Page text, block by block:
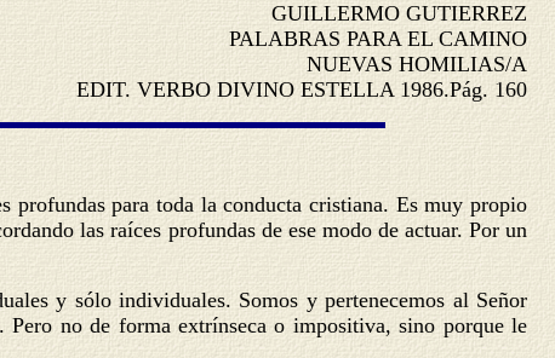
GUILLERMO GUTIERREZ
PALABRAS PARA EL CAMINO
NUEVAS HOMILIAS/A
EDIT. VERBO DIVINO ESTELLA 1986.Pág. 160
profundas para toda la conducta cristiana. Es muy propio
las raíces profundas de ese modo de actuar. Por un
y sólo individuales. Somos y pertenecemos al Señor
Pero no de forma extrínseca o impositiva, sino porque le